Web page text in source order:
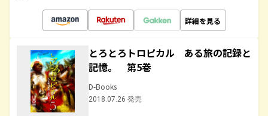
詳細を見る
とろとろトロピカル ある旅の記録と
記憶。 第5巻
D-Books
2018.07.26 発売